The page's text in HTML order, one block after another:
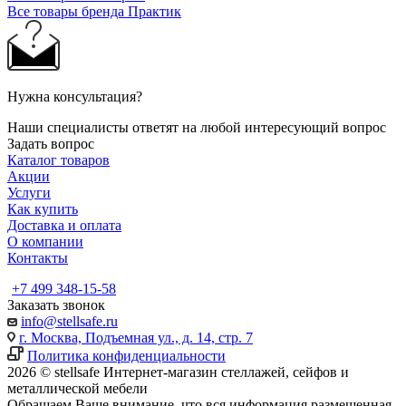
Все товары бренда Практик
Нужна консультация?
Наши специалисты ответят на любой интересующий вопрос
Задать вопрос
Каталог товаров
Акции
Услуги
Как купить
Доставка и оплата
О компании
Контакты
+7 499 348-15-58
Заказать звонок
info@stellsafe.ru
г. Москва, Подъемная ул., д. 14, стр. 7
Политика конфиденциальности
2026 © stellsafe Интернет-магазин стеллажей, сейфов и
металлической мебели